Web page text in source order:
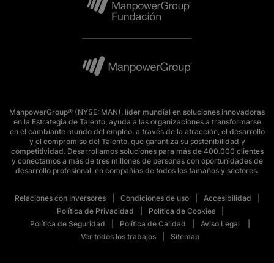
ManpowerGroup® (NYSE: MAN), líder mundial en soluciones innovadoras
en la Estrategia de Talento, ayuda a las organizaciones a transformarse
en el cambiante mundo del empleo, a través de la atracción, el desarrollo
y el compromiso del Talento, que garantiza su sostenibilidad y
competitividad. Desarrollamos soluciones para más de 400.000 clientes
y conectamos a más de tres millones de personas con oportunidades de
desarrollo profesional, en compañías de todos los tamaños y sectores.
Relaciones con Inversores Condiciones de uso
Accesibilidad
Política de Privacidad
Política de Cookies
Política de Seguridad
Política de Calidad
Aviso Legal
Ver todos los trabajos
Sitemap